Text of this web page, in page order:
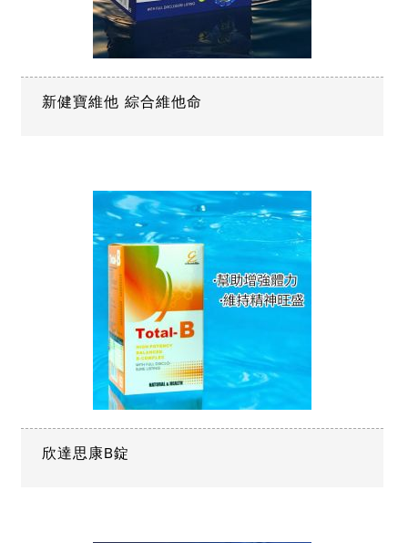
新健寶維他 綜合維他命
欣達思康B錠